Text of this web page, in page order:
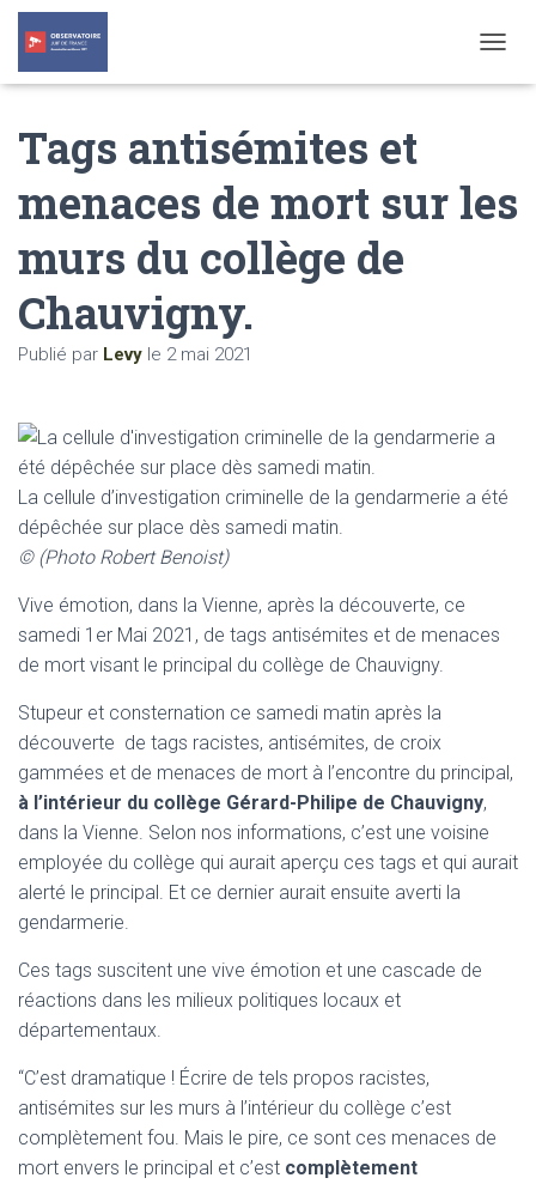
O
N
A
Tags antisémites et
menaces de mort sur les
murs du collège de
Chauvigny.
Publié par Levy le 2 mai 2021
La cellule d’investigation criminelle de la gendarmerie a été
dépêchée sur place dès samedi matin.
© (Photo Robert Benoist)
Vive émotion, dans la Vienne, après la découverte, ce
samedi 1er Mai 2021, de tags antisémites et de menaces
de mort visant le principal du collège de Chauvigny.
Stupeur et consternation ce samedi matin après la
découverte de tags racistes, antisémites, de croix
gammées et de menaces de mort à l’encontre du principal,
à l’intérieur du collège Gérard-Philipe de Chauvigny,
dans la Vienne. Selon nos informations, c’est une voisine
employée du collège qui aurait aperçu ces tags et qui aurait
alerté le principal. Et ce dernier aurait ensuite averti la
gendarmerie.
Ces tags suscitent une vive émotion et une cascade de
réactions dans les milieux politiques locaux et
départementaux.
“C’est dramatique ! Écrire de tels propos racistes,
antisémites sur les murs à l’intérieur du collège c’est
complètement fou. Mais le pire, ce sont ces menaces de
mort envers le principal et c’est complètement